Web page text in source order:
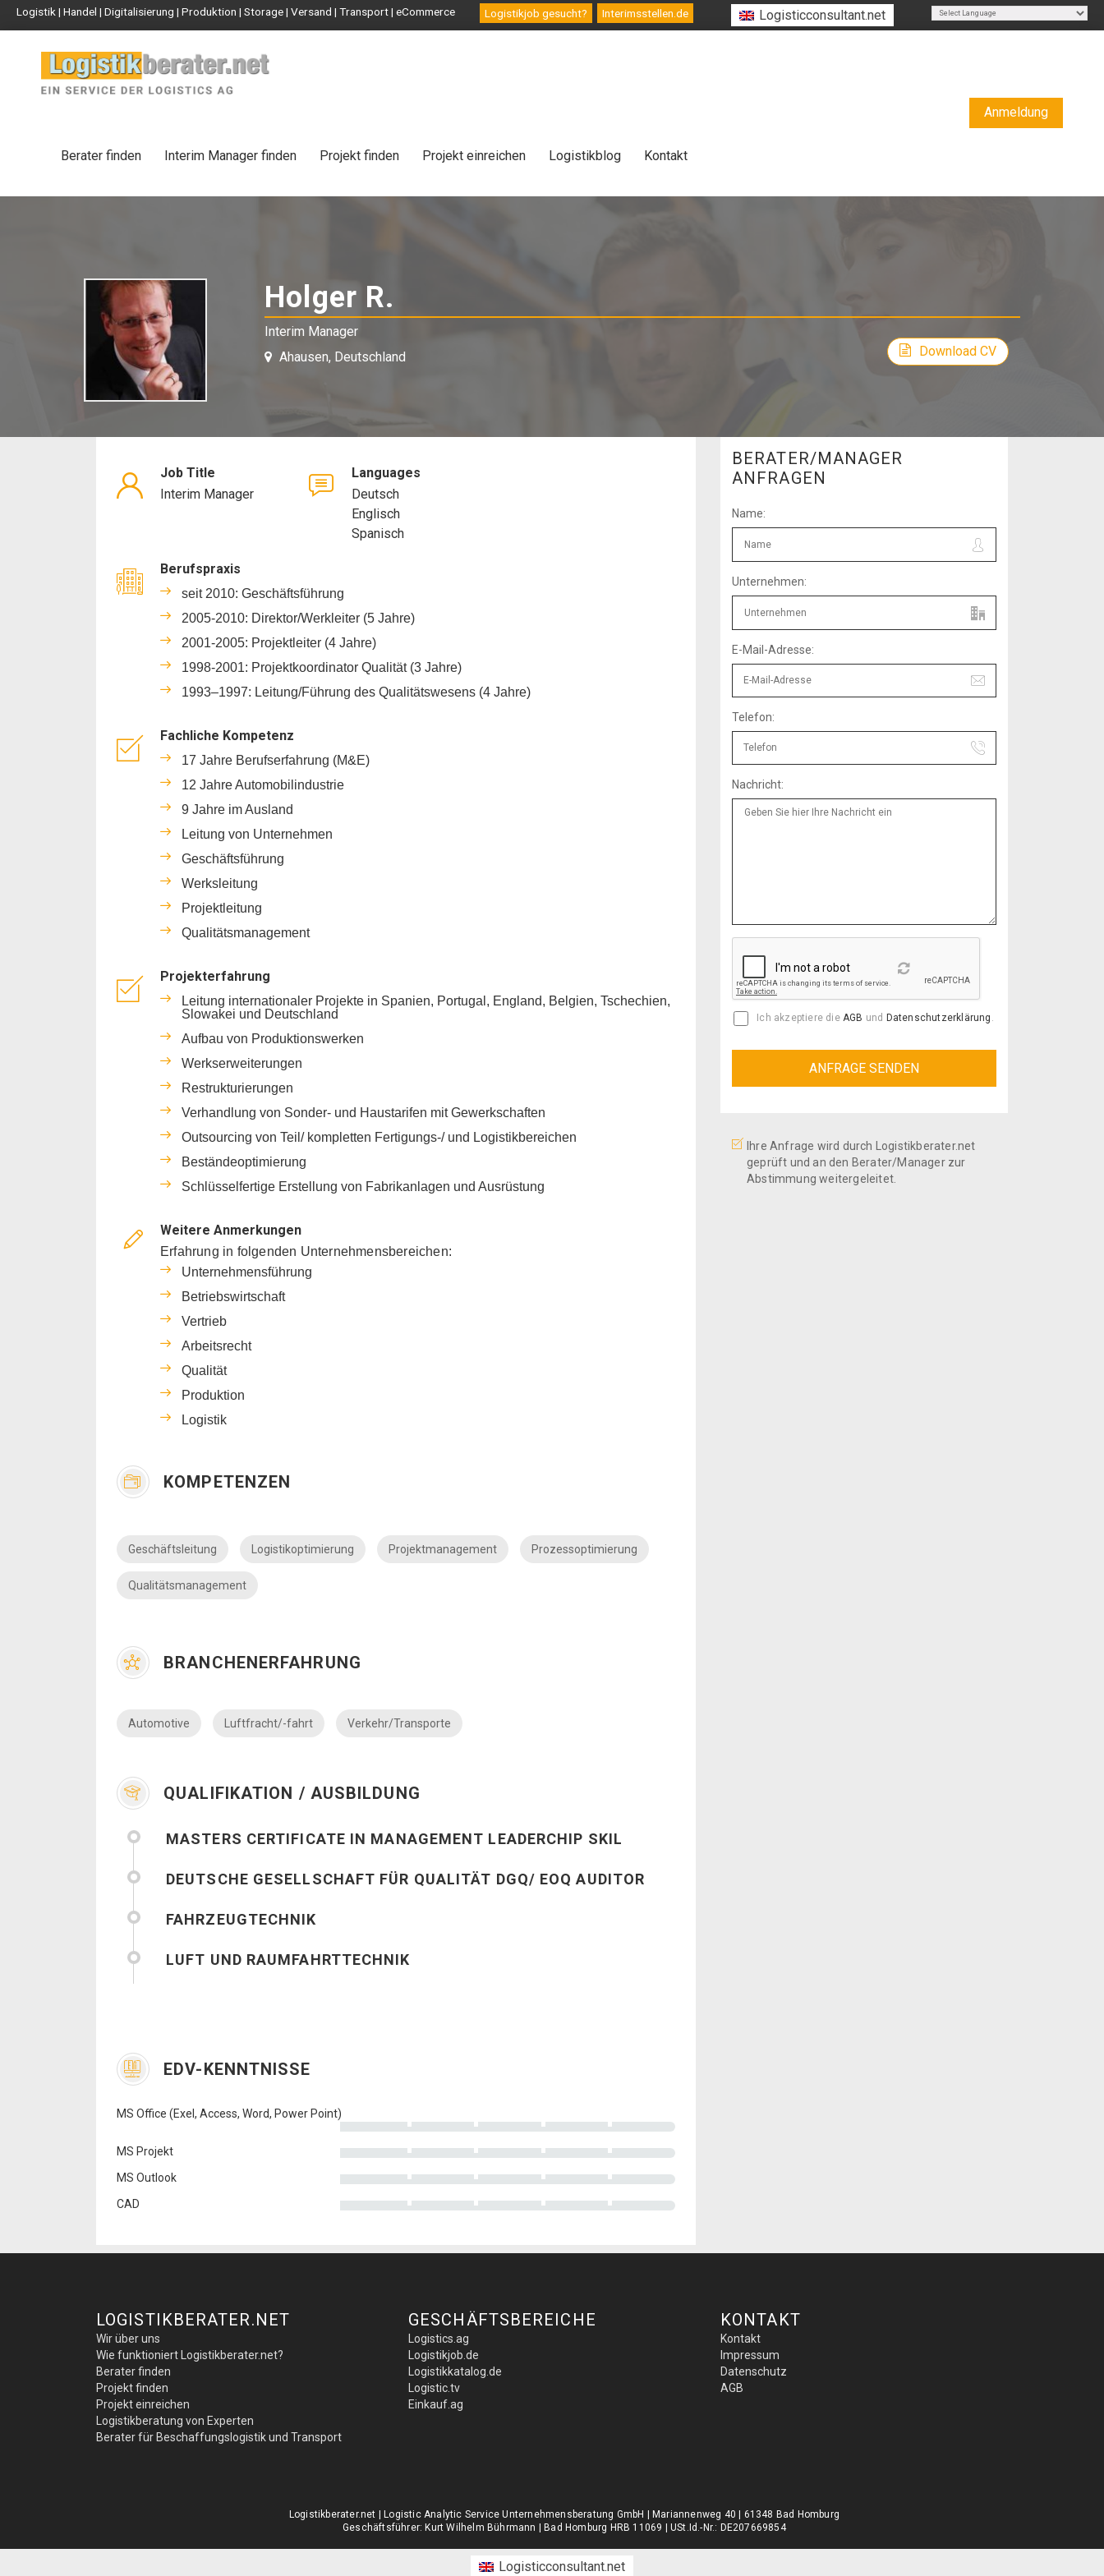
Logistik | Handel | Digitalisierung | Produktion | Storage | Versand | Transport | eCommerce Logistikjob gesucht? Interimsstellen.de
Logisticconsultant.net
Powered by
Translate
Berater finden Interim Manager finden Projekt finden Projekt einreichen Logistikblog Kontakt
Anmeldung
Holger R.
Interim
Manager
Interim Manager
Ahausen, Deutschland
Download CV
Job Title
Interim Manager
Languages
Deutsch
Englisch
Spanisch
Berufspraxis
seit 2010: Geschäftsführung
2005-2010: Direktor/Werkleiter (5 Jahre)
2001-2005: Projektleiter (4 Jahre)
1998-2001: Projektkoordinator Qualität (3 Jahre)
1993–1997: Leitung/Führung des Qualitätswesens (4 Jahre)
Fachliche Kompetenz
17 Jahre Berufserfahrung (M&E)
12 Jahre Automobilindustrie
9 Jahre im Ausland
Leitung von Unternehmen
Geschäftsführung
Werksleitung
Projektleitung
Qualitätsmanagement
Projekterfahrung
Leitung internationaler Projekte in Spanien, Portugal, England, Belgien, Tschechien,
Slowakei und Deutschland
Aufbau von Produktionswerken
Werkserweiterungen
Restrukturierungen
Verhandlung von Sonder- und Haustarifen mit Gewerkschaften
Outsourcing von Teil/ kompletten Fertigungs-/ und Logistikbereichen
Beständeoptimierung
Schlüsselfertige Erstellung von Fabrikanlagen und Ausrüstung
Weitere Anmerkungen
Erfahrung in folgenden Unternehmensbereichen:
Unternehmensführung
Betriebswirtschaft
Vertrieb
Arbeitsrecht
Qualität
Produktion
Logistik
KOMPETENZEN
Geschäftsleitung Logistikoptimierung Projektmanagement Prozessoptimierung
Qualitätsmanagement
BRANCHENERFAHRUNG
Automotive Luftfracht/-fahrt Verkehr/Transporte
QUALIFIKATION / AUSBILDUNG
MASTERS CERTIFICATE IN MANAGEMENT LEADERCHIP SKIL
DEUTSCHE GESELLSCHAFT FÜR QUALITÄT DGQ/ EOQ AUDITOR
FAHRZEUGTECHNIK
LUFT UND RAUMFAHRTTECHNIK
EDV-KENNTNISSE
MS Office (Exel, Access, Word, Power Point)
MS Projekt
MS Outlook
CAD
BERATER/MANAGER
ANFRAGEN
Name:
Unternehmen:
E-Mail-Adresse:
Telefon:
Nachricht:
Reload
Ich akzeptiere die AGB und Datenschutzerklärung
Ihre Anfrage wird durch Logistikberater.net
geprüft und an den Berater/Manager zur
Abstimmung weitergeleitet.
LOGISTIKBERATER.NET
Wir über uns
Wie funktioniert Logistikberater.net?
Berater finden
Projekt finden
Projekt einreichen
Logistikberatung von Experten
Berater für Beschaffungslogistik und Transport
GESCHÄFTSBEREICHE
Logistics.ag
Logistikjob.de
Logistikkatalog.de
Logistic.tv
Einkauf.ag
KONTAKT
Kontakt
Impressum
Datenschutz
AGB
Logistikberater.net | Logistic Analytic Service Unternehmensberatung GmbH | Mariannenweg 40 | 61348 Bad Homburg
Geschäftsführer: Kurt Wilhelm Bührmann | Bad Homburg HRB 11069 | USt.Id.-Nr.: DE207669854
Logisticconsultant.net